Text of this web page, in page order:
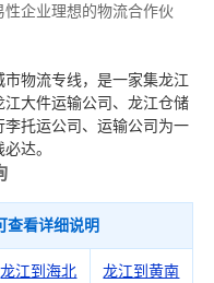
企业理想的物流合作伙
物流专线，是一家集龙江
江大件运输公司、 龙江仓储
李托运公司、 运输公司为一
必达。
查看详细说明
龙江到海北
龙江到黄南